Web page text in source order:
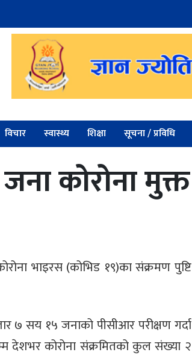
विचार स्वास्थ्य शिक्षा सूचना / प्रविधि
कोरोना मुक्त
भाइरस (कोभिड १९)का संक्रमण पुष्टि
७ सय १५ जनाको पीसीआर परीक्षण गर्दा
देशभर कोरोना संक्रमितको कुल संख्या २